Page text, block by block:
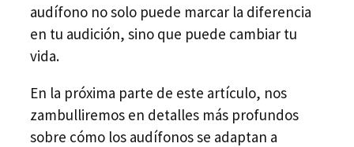
audífono no solo puede marcar la diferencia
en tu audición, sino que puede cambiar tu
vida.
En la próxima parte de este artículo, nos
zambulliremos en detalles más profundos
sobre cómo los audífonos se adaptan a